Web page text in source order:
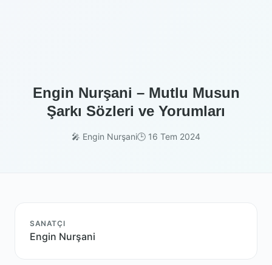
Engin Nurşani – Mutlu Musun
Şarkı Sözleri ve Yorumları
🎤 Engin Nurşani🕒 16 Tem 2024
SANATÇI
Engin Nurşani